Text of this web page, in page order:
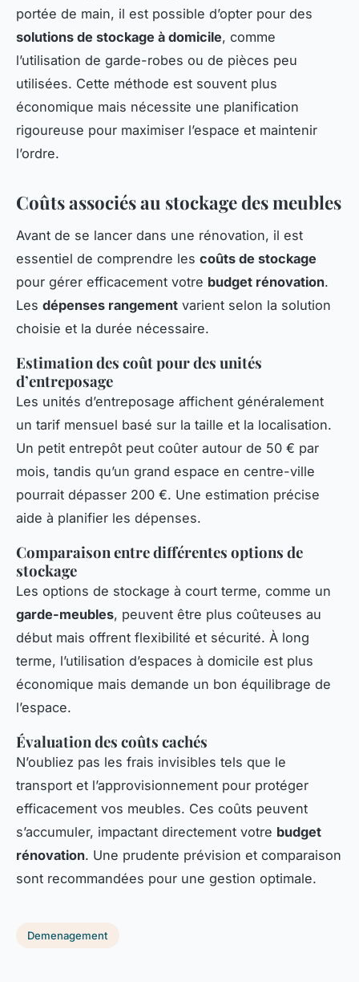
portée de main, il est possible d’opter pour des
solutions de stockage à domicile, comme
l’utilisation de garde-robes ou de pièces peu
utilisées. Cette méthode est souvent plus
économique mais nécessite une planification
rigoureuse pour maximiser l’espace et maintenir
l’ordre.
Coûts associés au stockage des meubles
Avant de se lancer dans une rénovation, il est
essentiel de comprendre les coûts de stockage
pour gérer efficacement votre budget rénovation.
Les dépenses rangement varient selon la solution
choisie et la durée nécessaire.
Estimation des coût pour des unités
d’entreposage
Les unités d’entreposage affichent généralement
un tarif mensuel basé sur la taille et la localisation.
Un petit entrepôt peut coûter autour de 50 € par
mois, tandis qu’un grand espace en centre-ville
pourrait dépasser 200 €. Une estimation précise
aide à planifier les dépenses.
Comparaison entre différentes options de
stockage
Les options de stockage à court terme, comme un
garde-meubles, peuvent être plus coûteuses au
début mais offrent flexibilité et sécurité. À long
terme, l’utilisation d’espaces à domicile est plus
économique mais demande un bon équilibrage de
l’espace.
Évaluation des coûts cachés
N’oubliez pas les frais invisibles tels que le
transport et l’approvisionnement pour protéger
efficacement vos meubles. Ces coûts peuvent
s’accumuler, impactant directement votre budget
rénovation. Une prudente prévision et comparaison
sont recommandées pour une gestion optimale.
Demenagement